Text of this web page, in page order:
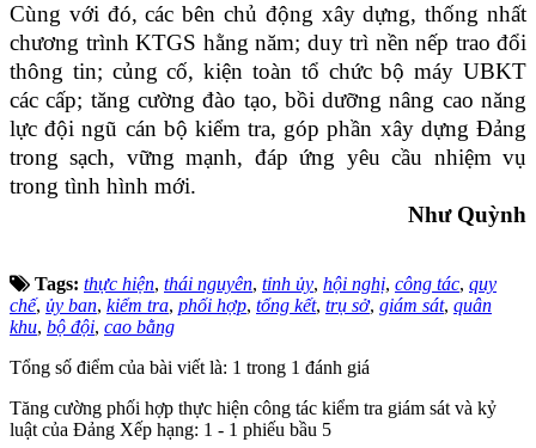
Cùng với đó, các bên chủ động xây dựng, thống nhất
chương trình KTGS hằng năm; duy trì nền nếp trao đổi
thông tin; củng cố, kiện toàn tổ chức bộ máy UBKT
các cấp; tăng cường đào tạo, bồi dưỡng nâng cao năng
lực đội ngũ cán bộ kiểm tra, góp phần xây dựng Đảng
trong sạch, vững mạnh, đáp ứng yêu cầu nhiệm vụ
trong tình hình mới.
Như Quỳnh
Tags: thực hiện, thái nguyên, tỉnh ủy, hội nghị, công tác, quy
chế, ủy ban, kiểm tra, phối hợp, tổng kết, trụ sở, giám sát, quân
khu, bộ đội, cao bằng
Tổng số điểm của bài viết là: 1 trong 1 đánh giá
Tăng cường phối hợp thực hiện công tác kiểm tra giám sát và kỷ
luật của Đảng Xếp hạng: 1 - 1 phiếu bầu 5